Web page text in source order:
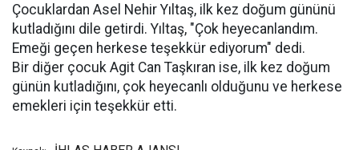
Çocuklardan Asel Nehir Yıltaş, ilk kez doğum gününü
kutladığını dile getirdi. Yıltaş, "Çok heyecanlandım.
Emeği geçen herkese teşekkür ediyorum" dedi.
Bir diğer çocuk Agit Can Taşkıran ise, ilk kez doğum
günün kutladığını, çok heyecanlı olduğunu ve herkese
emekleri için teşekkür etti.